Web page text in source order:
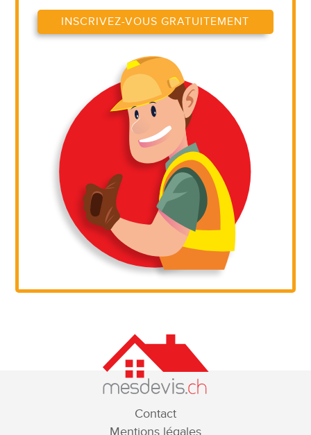
INSCRIVEZ-VOUS GRATUITEMENT
Contact